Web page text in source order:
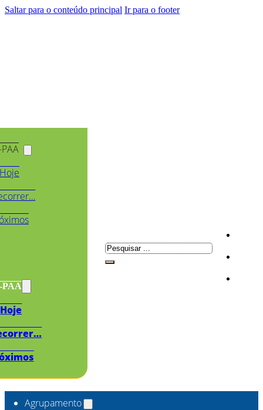
Saltar para o conteúdo principal Ir para o footer
PAA
Hoje
Pesquisar
Agrupamento